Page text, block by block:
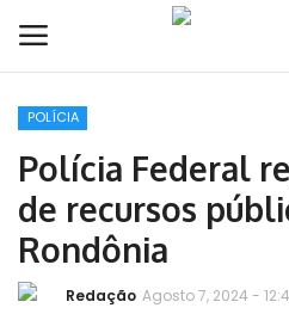
Home
POLÍCIA
Polícia Federal
de recursos
Rondônia
Redação Agosto 7, 2024 -